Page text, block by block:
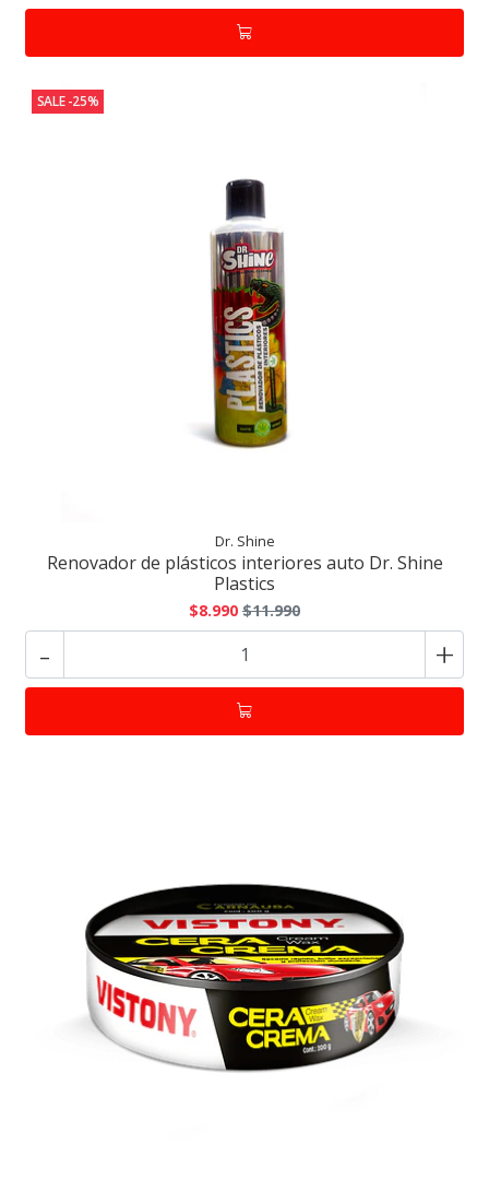
SALE -25%
Dr. Shine
Renovador de plásticos interiores auto Dr. Shine
Plastics
$8.990 $11.990
- +